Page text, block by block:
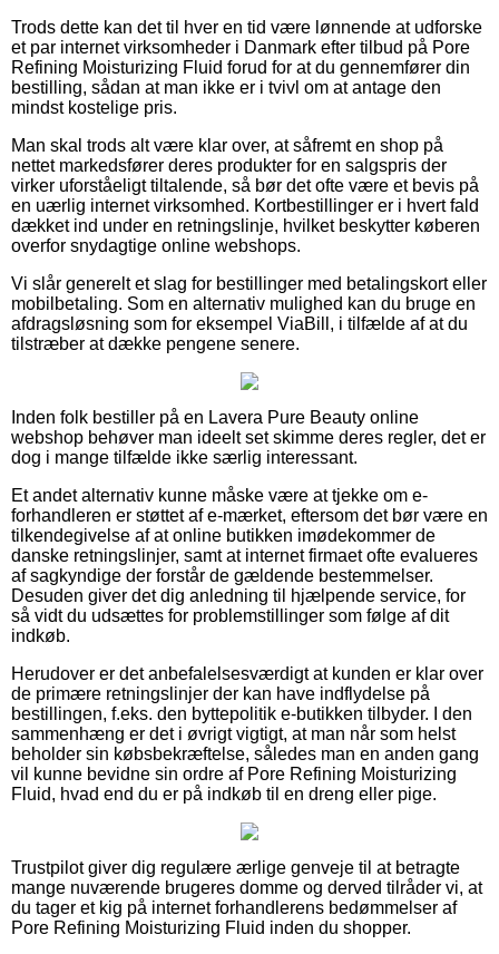
Trods dette kan det til hver en tid være lønnende at udforske
et par internet virksomheder i Danmark efter tilbud på Pore
Refining Moisturizing Fluid forud for at du gennemfører din
bestilling, sådan at man ikke er i tvivl om at antage den
mindst kostelige pris.
Man skal trods alt være klar over, at såfremt en shop på
nettet markedsfører deres produkter for en salgspris der
virker uforståeligt tiltalende, så bør det ofte være et bevis på
en uærlig internet virksomhed. Kortbestillinger er i hvert fald
dækket ind under en retningslinje, hvilket beskytter køberen
overfor snydagtige online webshops.
Vi slår generelt et slag for bestillinger med betalingskort eller
mobilbetaling. Som en alternativ mulighed kan du bruge en
afdragsløsning som for eksempel ViaBill, i tilfælde af at du
tilstræber at dække pengene senere.
Inden folk bestiller på en Lavera Pure Beauty online
webshop behøver man ideelt set skimme deres regler, det er
dog i mange tilfælde ikke særlig interessant.
Et andet alternativ kunne måske være at tjekke om e-
forhandleren er støttet af e-mærket, eftersom det bør være en
tilkendegivelse af at online butikken imødekommer de
danske retningslinjer, samt at internet firmaet ofte evalueres
af sagkyndige der forstår de gældende bestemmelser.
Desuden giver det dig anledning til hjælpende service, for
så vidt du udsættes for problemstillinger som følge af dit
indkøb.
Herudover er det anbefalelsesværdigt at kunden er klar over
de primære retningslinjer der kan have indflydelse på
bestillingen, f.eks. den byttepolitik e-butikken tilbyder. I den
sammenhæng er det i øvrigt vigtigt, at man når som helst
beholder sin købsbekræftelse, således man en anden gang
vil kunne bevidne sin ordre af Pore Refining Moisturizing
Fluid, hvad end du er på indkøb til en dreng eller pige.
Trustpilot giver dig regulære ærlige genveje til at betragte
mange nuværende brugeres domme og derved tilråder vi, at
du tager et kig på internet forhandlerens bedømmelser af
Pore Refining Moisturizing Fluid inden du shopper.